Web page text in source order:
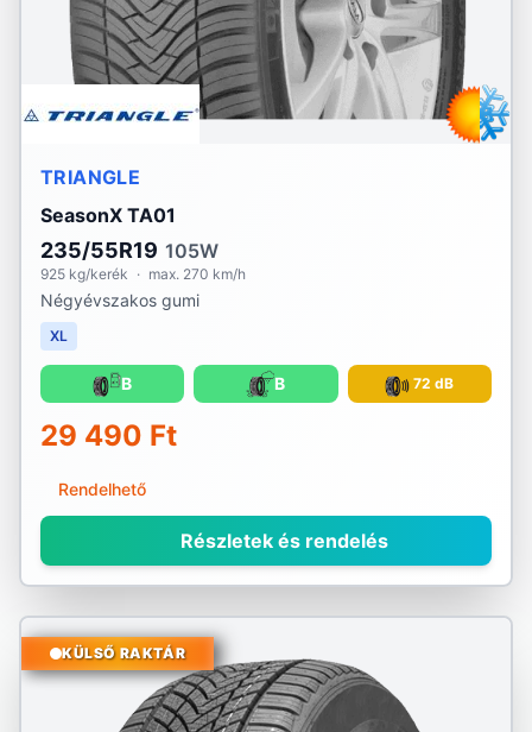
TRIANGLE
SeasonX TA01
235/55R19 105W
925 kg/kerék · max. 270 km/h
Négyévszakos gumi
XL
B B 72 dB
29 490 Ft
Rendelhető
Részletek és rendelés
KÜLSŐ RAKTÁR